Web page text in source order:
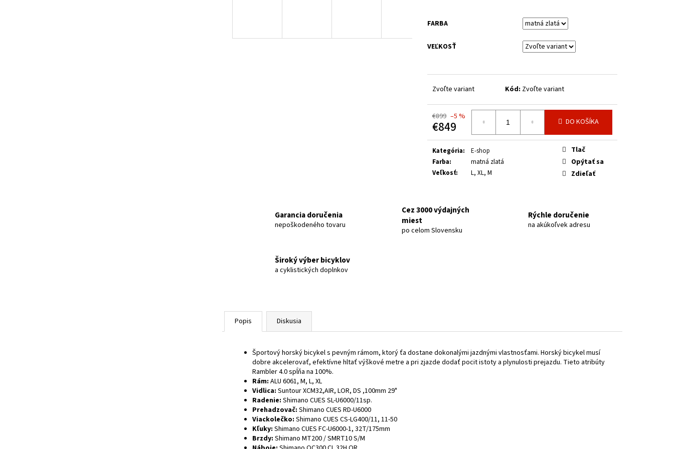
FARBA
VEĽKOSŤ
Zvoľte variant Kód: Zvoľte variant
€899 –5 %
€849
cena:
DO KOŠÍKA
Kategória:
E-shop
Farba:
matná zlatá
Veľkosť: L, XL, M
Tlač
Opýtať sa
Zdieľať
Garancia doručenia
nepoškodeného tovaru
Cez 3000 výdajných
miest
po celom Slovensku
Rýchle doručenie
na akúkoľvek adresu
Široký výber bicyklov
a cyklistických doplnkov
Popis Diskusia
Športový horský bicykel s pevným rámom, ktorý ťa dostane dokonalými jazdnými vlastnosťami. Horský bicykel musí
dobre akcelerovať, efektívne hltať výškové metre a pri zjazde dodať pocit istoty a plynulosti prejazdu. Tieto atribúty
Rambler 4.0 spĺňa na 100%.
Rám: ALU 6061, M, L, XL
Vidlica: Suntour XCM32,AIR, LOR, DS ,100mm 29"
Radenie: Shimano CUES SL-U6000/11sp.
Prehadzovač: Shimano CUES RD-U6000
Viackolečko: Shimano CUES CS-LG400/11, 11-50
Kľuky: Shimano CUES FC-U6000-1, 32T/175mm
Brzdy: Shimano MT200 / SMRT10 S/M
€619